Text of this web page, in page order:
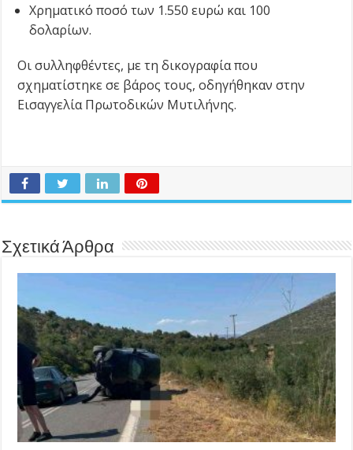
Χρηματικό ποσό των 1.550 ευρώ και 100
δολαρίων.
Οι συλληφθέντες, με τη δικογραφία που
σχηματίστηκε σε βάρος τους, οδηγήθηκαν στην
Εισαγγελία Πρωτοδικών Μυτιλήνης.
Σχετικά Άρθρα